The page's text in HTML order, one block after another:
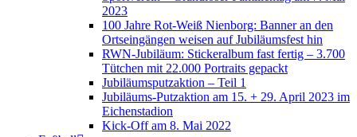
2023
100 Jahre Rot-Weiß Nienborg: Banner an den
Ortseingängen weisen auf Jubiläumsfest hin
RWN-Jubiläum: Stickeralbum fast fertig – 3.700
Tütchen mit 22.000 Portraits gepackt
Jubiläumsputzaktion – Teil 1
Jubiläums-Putzaktion am 15. + 29. April 2023 im
Eichenstadion
Kick-Off am 8. Mai 2022